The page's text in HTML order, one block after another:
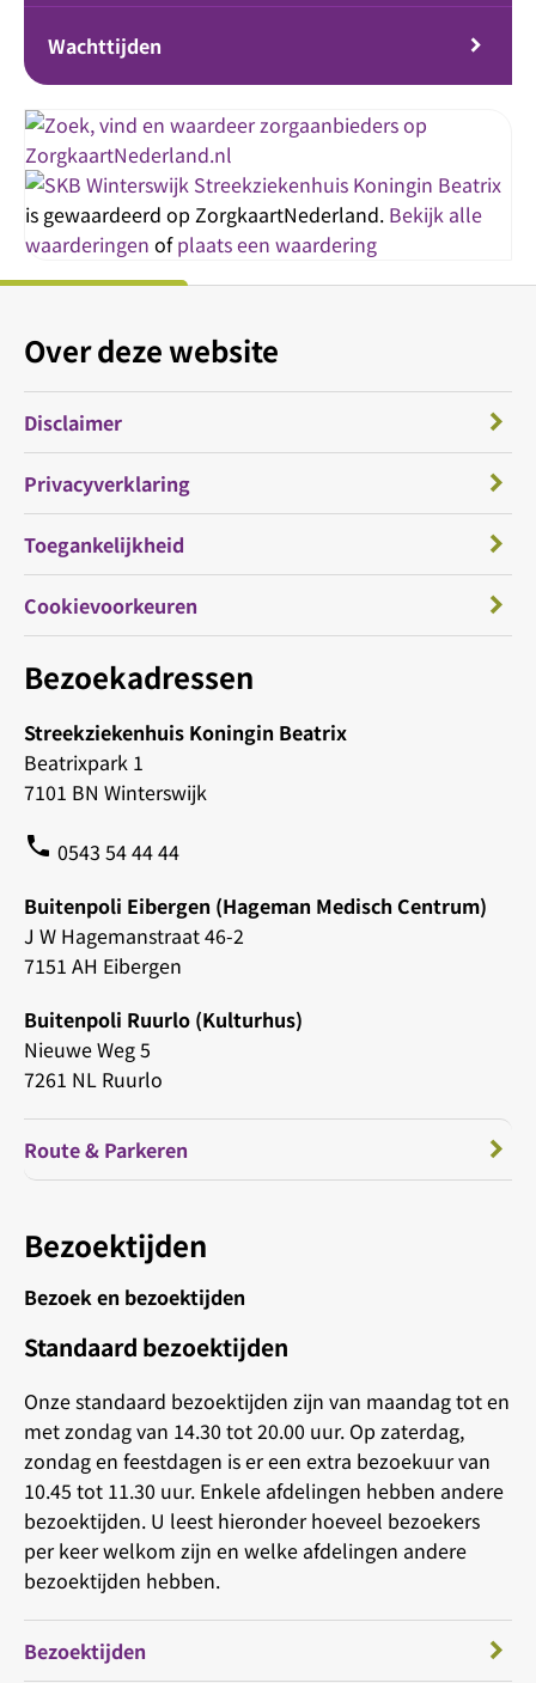
Wachttijden
Streekziekenhuis Koningin Beatrix
is gewaardeerd op ZorgkaartNederland. Bekijk alle
waarderingen ofplaats een waardering
Bezoekadressen
Streekziekenhuis Koningin Beatrix
Beatrixpark 1
7101 BN Winterswijk
phone 0543 54 44 44
Buitenpoli Eibergen (Hageman Medisch Centrum)
J W Hagemanstraat 46-2
7151 AH Eibergen
Buitenpoli Ruurlo (Kulturhus)
Nieuwe Weg 5
7261 NL Ruurlo
Route & Parkeren
Bezoektijden
Bezoek en bezoektijden
Standaard bezoektijden
Onze standaard bezoektijden zijn van maandag tot en
met zondag van 14.30 tot 20.00 uur. Op zaterdag,
zondag en feestdagen is er een extra bezoekuur van
10.45 tot 11.30 uur. Enkele afdelingen hebben andere
bezoektijden. U leest hieronder hoeveel bezoekers
per keer welkom zijn en welke afdelingen andere
bezoektijden hebben.
Bezoektijden
Over deze website
Disclaimer
Privacyverklaring
Toegankelijkheid
Cookievoorkeuren